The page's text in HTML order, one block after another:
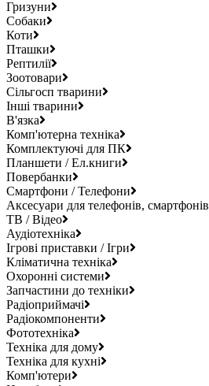
Гризуни
Собаки
Коти
Пташки
Рептилії
Зоотовари
Сільгосп тварини
Інші тварини
В'язка
Комп'ютерна техніка
Комплектуючі для ПК
Планшети / Ел.книги
Повербанки
Смартфони / Телефони
Аксесуари для телефонів, смартфонів
ТВ / Відео
Аудіотехніка
Ігрові приставки / Ігри
Кліматична техніка
Охоронні системи
Запчастини до техніки
Радіоприймачі
Радіокомпоненти
Фототехніка
Техніка для дому
Техніка для кухні
Комп'ютери